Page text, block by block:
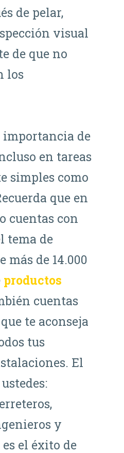
de pelar,
visual
de que no
los
importancia de
en tareas
simples como
que en
cuentas con
tema de
de 14.000
productos
cuentas
te aconseja
tus
El
y
el éxito de